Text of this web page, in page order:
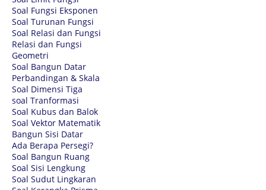
Soal Fungsi Eksponen
Soal Turunan Fungsi
Soal Relasi dan Fungsi
Relasi dan Fungsi
Geometri
Soal Bangun Datar
Perbandingan & Skala
Soal Dimensi Tiga
soal Tranformasi
Soal Kubus dan Balok
Soal Vektor Matematik
Bangun Sisi Datar
Ada Berapa Persegi?
Soal Bangun Ruang
Soal Sisi Lengkung
Soal Sudut Lingkaran